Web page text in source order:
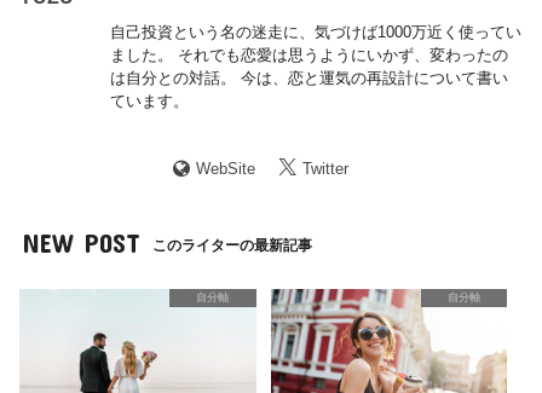
自己投資という名の迷走に、気づけば1000万近く使ってい
ました。 それでも恋愛は思うようにいかず、変わったの
は自分との対話。 今は、恋と運気の再設計について書い
ています。
WebSite Twitter
NEW POST このライターの最新記事
自分軸 自分軸